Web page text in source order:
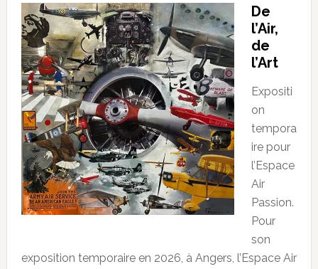
De
l’Air,
de
l’Art
Expositi
on
tempora
ire pour
l’Espace
Air
Passion.
Pour
son
exposition temporaire en 2026, à Angers, l’Espace Air